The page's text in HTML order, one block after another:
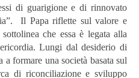
di guarigione e di rinnovato
Il Papa riflette sul valore e
che essa è legata alla
Lungi dal desiderio di
formare una società basata sul
di riconciliazione e sviluppo